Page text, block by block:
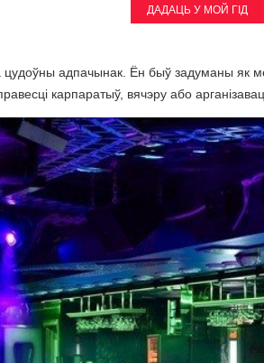
ДАДАЦЬ У МОЙ ГІД
цудоўны адпачынак. Ён быў задуманы як
карпаратыў, вячэру або